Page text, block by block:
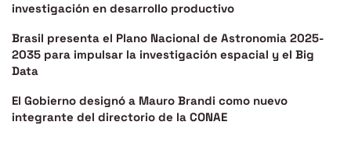
investigación en desarrollo productivo
Brasil presenta el Plano Nacional de Astronomia 2025-
2035 para impulsar la investigación espacial y el Big
Data
El Gobierno designó a Mauro Brandi como nuevo
integrante del directorio de la CONAE